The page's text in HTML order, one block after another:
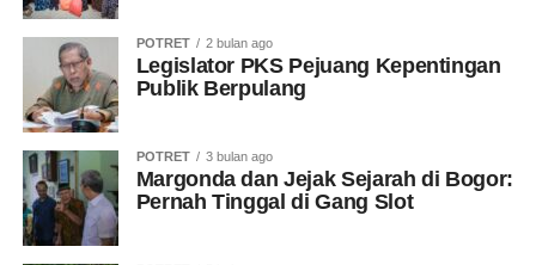
POTRET 2 bulan ago
Legislator PKS Pejuang Kepentingan
Publik Berpulang
POTRET 3 bulan ago
Margonda dan Jejak Sejarah di Bogor:
Pernah Tinggal di Gang Slot